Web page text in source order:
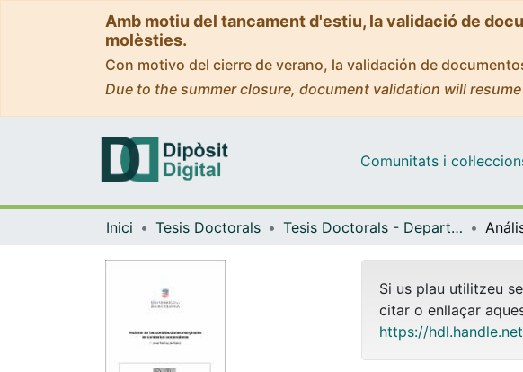
Amb motiu del tancament d'estiu, la validació de
molèsties.
Con motivo del cierre de verano, la validación de
Due to the summer closure, document validation will
Comunitats i
Inici Tesis Doctorals Tesis Doctorals - Departament - Matemàtica Econòmica, Financera i Actuarial
Si us plau utilitzeu
citar o enllaçar
https://